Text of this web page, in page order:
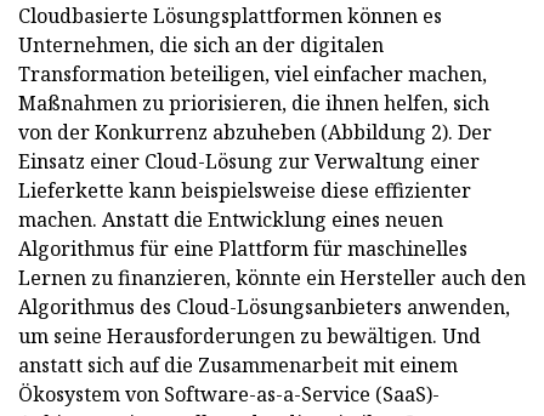
Cloudbasierte Lösungsplattformen können es
Unternehmen, die sich an der digitalen
Transformation beteiligen, viel einfacher machen,
Maßnahmen zu priorisieren, die ihnen helfen, sich
von der Konkurrenz abzuheben (Abbildung 2). Der
Einsatz einer Cloud-Lösung zur Verwaltung einer
Lieferkette kann beispielsweise diese effizienter
machen. Anstatt die Entwicklung eines neuen
Algorithmus für eine Plattform für maschinelles
Lernen zu finanzieren, könnte ein Hersteller auch den
Algorithmus des Cloud-Lösungsanbieters anwenden,
um seine Herausforderungen zu bewältigen. Und
anstatt sich auf die Zusammenarbeit mit einem
Ökosystem von Software-as-a-Service (SaaS)-